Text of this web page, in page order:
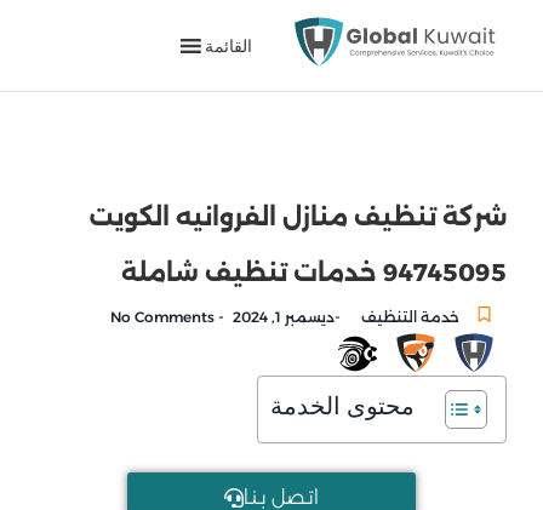
القائمة
شركة تنظيف منازل الفروانيه الكويت
94745095 خدمات تنظيف شاملة
خدمة التنظيف -ديسمبر 1, 2024 -
محتوى الخدمة
اتـصل بـنـا